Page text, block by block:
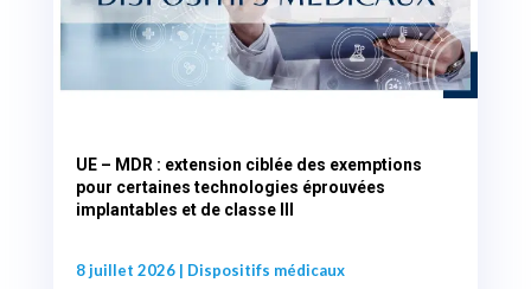
UE – MDR : extension ciblée des exemptions
pour certaines technologies éprouvées
implantables et de classe III
8 juillet 2026| Dispositifs médicaux